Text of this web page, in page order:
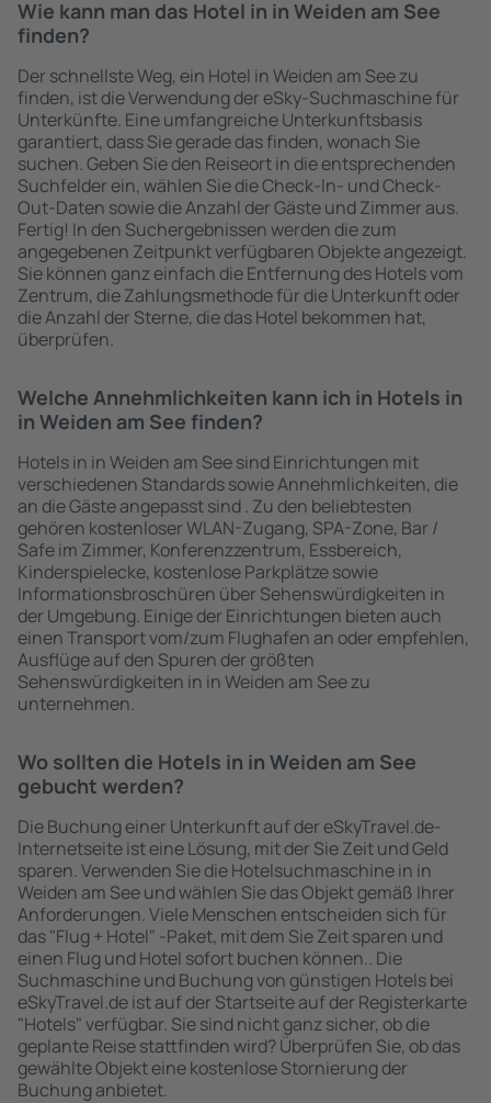
Wie kann man das Hotel in in Weiden am See
finden?
Der schnellste Weg, ein Hotel in Weiden am See zu
finden, ist die Verwendung der eSky-Suchmaschine für
Unterkünfte. Eine umfangreiche Unterkunftsbasis
garantiert, dass Sie gerade das finden, wonach Sie
suchen. Geben Sie den Reiseort in die entsprechenden
Suchfelder ein, wählen Sie die Check-In- und Check-
Out-Daten sowie die Anzahl der Gäste und Zimmer aus.
Fertig! In den Suchergebnissen werden die zum
angegebenen Zeitpunkt verfügbaren Objekte angezeigt.
Sie können ganz einfach die Entfernung des Hotels vom
Zentrum, die Zahlungsmethode für die Unterkunft oder
die Anzahl der Sterne, die das Hotel bekommen hat,
überprüfen.
Welche Annehmlichkeiten kann ich in Hotels in
in Weiden am See finden?
Hotels in in Weiden am See sind Einrichtungen mit
verschiedenen Standards sowie Annehmlichkeiten, die
an die Gäste angepasst sind . Zu den beliebtesten
gehören kostenloser WLAN-Zugang, SPA-Zone, Bar /
Safe im Zimmer, Konferenzzentrum, Essbereich,
Kinderspielecke, kostenlose Parkplätze sowie
Informationsbroschüren über Sehenswürdigkeiten in
der Umgebung. Einige der Einrichtungen bieten auch
einen Transport vom/zum Flughafen an oder empfehlen,
Ausflüge auf den Spuren der größten
Sehenswürdigkeiten in in Weiden am See zu
unternehmen.
Wo sollten die Hotels in in Weiden am See
gebucht werden?
Die Buchung einer Unterkunft auf der eSkyTravel.de-
Internetseite ist eine Lösung, mit der Sie Zeit und Geld
sparen. Verwenden Sie die Hotelsuchmaschine in in
Weiden am See und wählen Sie das Objekt gemäß Ihrer
Anforderungen. Viele Menschen entscheiden sich für
das "Flug + Hotel" -Paket, mit dem Sie Zeit sparen und
einen Flug und Hotel sofort buchen können.. Die
Suchmaschine und Buchung von günstigen Hotels bei
eSkyTravel.de ist auf der Startseite auf der Registerkarte
"Hotels" verfügbar. Sie sind nicht ganz sicher, ob die
geplante Reise stattfinden wird? Überprüfen Sie, ob das
gewählte Objekt eine kostenlose Stornierung der
Buchung anbietet.